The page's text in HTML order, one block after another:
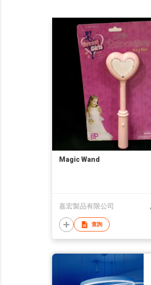
Magic Wand
嘉宏製品有限公司
查詢